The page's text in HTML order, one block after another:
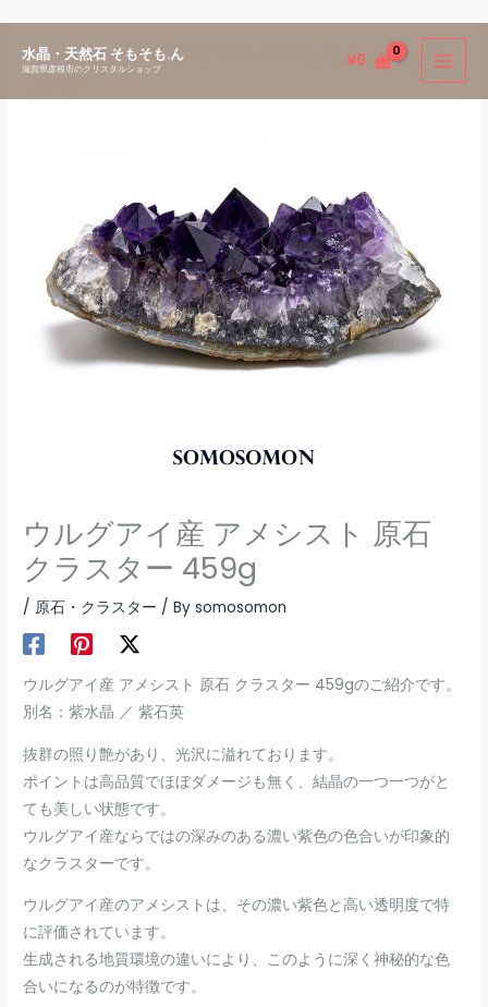
水晶・天然石 そもそも.ん
滋賀県彦根市のクリスタルショップ ¥0
ウルグアイ産 アメシスト 原石
クラスター 459g
/原石・クラスター / Bysomosomon
ウルグアイ産 アメシスト 原石 クラスター 459gのご紹介です。
別名：紫水晶 ／ 紫石英
抜群の照り艶があり、光沢に溢れております。
ポイントは高品質でほぼダメージも無く、結晶の一つ一つがと
ても美しい状態です。
ウルグアイ産ならではの深みのある濃い紫色の色合いが印象的
なクラスターです。
ウルグアイ産のアメシストは、その濃い紫色と高い透明度で特
に評価されています。
生成される地質環境の違いにより、このように深く神秘的な色
合いになるのが特徴です。